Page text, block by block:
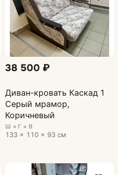
38 500 ₽
Диван-кровать Каскад 1
Серый мрамор,
Коричневый
Ш × Г × В
133 × 110 × 93 см